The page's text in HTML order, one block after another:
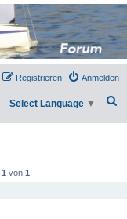
Anmelden
Registrieren
Select Language ▼
1 von 1